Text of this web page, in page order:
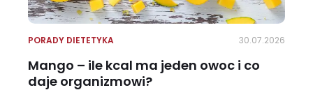
PORADY DIETETYKA 30.07.2026
Mango – ile kcal ma jeden owoc i co
daje organizmowi?